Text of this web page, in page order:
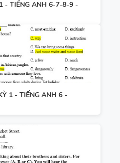
- TIẾNG ANH 6-7-8-9 -
1 - TIẾNG ANH 6 -